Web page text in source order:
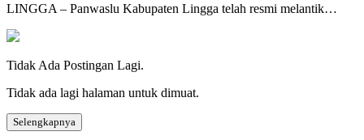
LINGGA – Panwaslu Kabupaten Lingga telah resmi melantik…
Tidak Ada Postingan Lagi.
Tidak ada lagi halaman untuk dimuat.
Selengkapnya